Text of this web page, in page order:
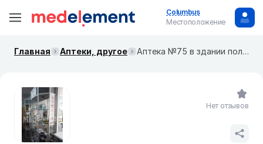
Columbus
Местоположение
Главная Аптеки, другое Аптека №75 в здании поликлиники №3
Нет отзывов